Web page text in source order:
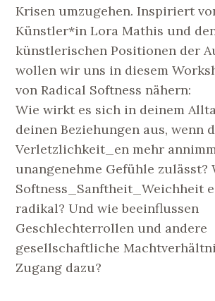
Krisen umzugehen. Inspiriert
Künstler*in Lora Mathis und
künstlerischen Positionen der
wollen wir uns in diesem
von Radical Softness nähern:
Wie wirkt es sich in deinem
deinen Beziehungen aus, wenn
Verletzlichkeit_en mehr
unangenehme Gefühle zulässt?
Softness_Sanftheit_Weichheit
radikal? Und wie beeinflussen
Geschlechterrollen und andere
gesellschaftliche
Zugang dazu?